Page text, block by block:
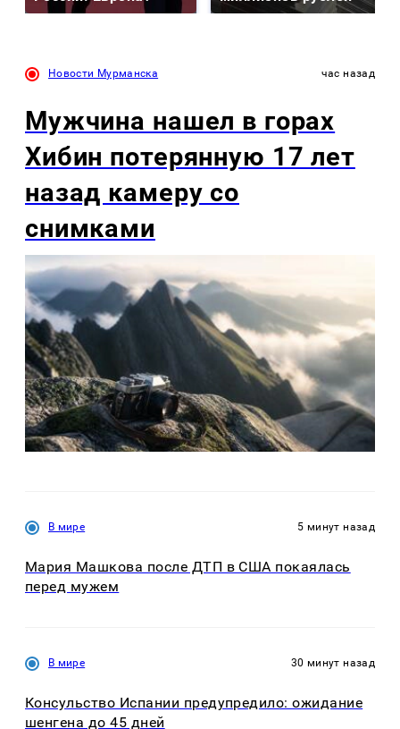
Новости Мурманска час назад
Мужчина нашел в горах
Хибин потерянную 17 лет
назад камеру со
снимками
В мире 5 минут назад
Мария Машкова после ДТП в США покаялась
перед мужем
В мире 30 минут назад
Консульство Испании предупредило: ожидание
шенгена до 45 дней